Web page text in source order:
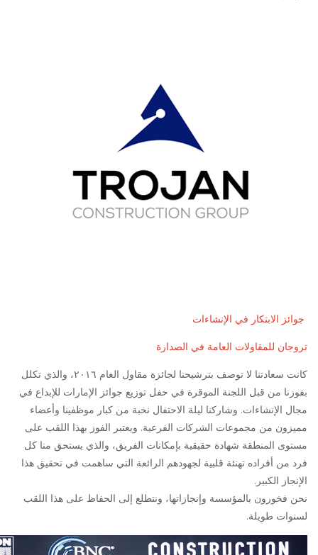
جوائز الابتكار في الإنشاءات
تروجان للمقاولات العامة في الصدارة
كانت سعادتنا لا توصف بترشيحنا لجائزة مقاول العام ٢٠١٦، والذي تكلل
بفوزنا من قبل اللجنة الموقرة في حفل توزيع جوائز الإمارات للإبداع في
مجال الإنشاءات. وشاركنا ليلة الاحتفال نخبة من كبار موظفينا وأعضاء
مميزون من مجموعات الشركات الفرعية. ويعتبر الفوز بهذا اللقب على
مستوى المنطقة شهادة حقيقية بإمكانات الفريق، والذي يستحق منا كل
فرد من أفراده تهنئة قلبية لجهودهم الرائعة التي ساهمت في تحقيق هذا
الإنجاز الكبير.
نحن فخورون بالمؤسسة وإنجازاتها، ونتطلع إلى الحفاظ على هذا اللقب
لسنوات طويلة.